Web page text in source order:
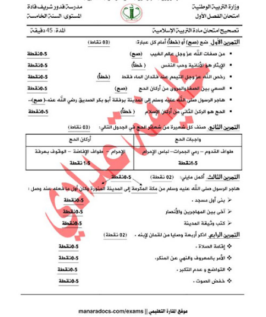
بحوث اللغة الانجليزية
بحوث في مجالات اخرى